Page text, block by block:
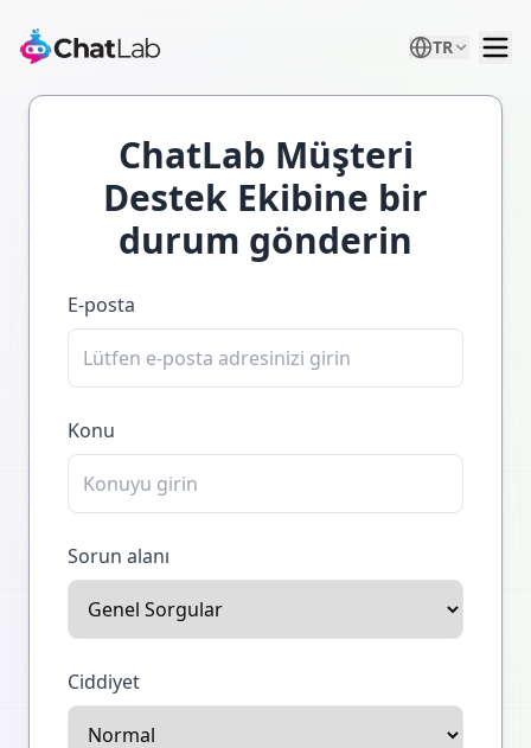
TR
ChatLab Müşteri
Destek Ekibine bir
durum gönderin
E-posta
Konu
Sorun alanı
Ciddiyet